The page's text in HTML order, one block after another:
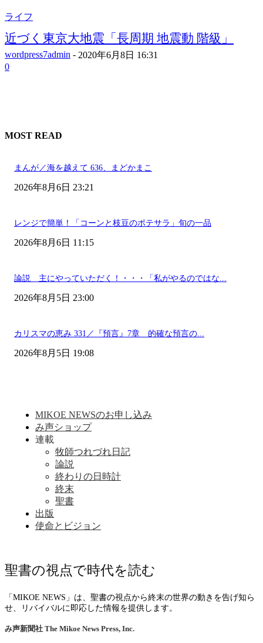
ライフ
近づく東京大地震「長周期 地震動 階級」
wordpress7admin - 2020年6月8日 16:31
0
MOST READ
まんが／海を越えて 636、まどかまこ
2026年8月6日 23:21
レンジで簡単！「コーンと枝豆のポテサラ」旬の一品
2026年8月6日 11:15
論説 主にやっていただく！・・・「私がやるのではな...
2026年8月5日 23:00
カリスマの恵み 331／『預言』7章 的確な預言の...
2026年8月5日 19:08
MIKOE NEWSのお申し込み
み声ショップ
連載
牧師つれづれ日記
論説
終わりの日時計
終末
聖書
出版
使命とビジョン
聖書の視点で時代を読む
「MIKOE NEWS」は、聖書の視点から終末の世界の動きを告げ知ら
せ、リバイバルに即応した情報を提供します。
み声新聞社 The Mikoe News Press, Inc.